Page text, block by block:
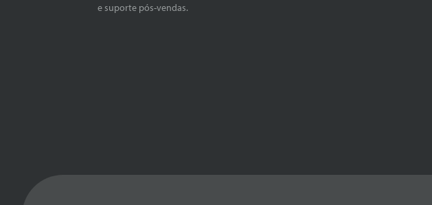
e suporte pós-vendas.